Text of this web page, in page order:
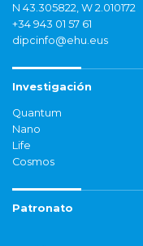
N 43.305822, W 2.010172
+34 943 01 57 61
dipcinfo@ehu.eus
Investigación
Quantum
Nano
Life
Cosmos
Patronato